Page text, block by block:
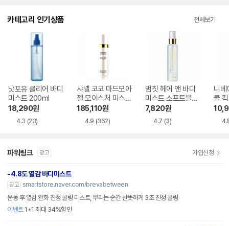
카테고리 인기상품 전체보기
낫포유 클리어 바디
미스트 200ml
18,290원
4.3 (23)
샤넬 코코 마드모아
젤 모이스처 미스트
100ml
185,110원
4.9 (362)
멈칫 헤어 앤 바디
미스트 소프트블루
솝 105ml
7,820원
4.7 (3)
니베
쿨
파워링크 광고 가입신청
-4.8도 열감 바디미스트
광고 smartstore.naver.com/brevabetween
운동 후 열감 완화 진정 쿨링 미스트, 뿌리는 순간 산뜻하게 3초 진정 쿨링
이벤트1+1 최대 34%할인